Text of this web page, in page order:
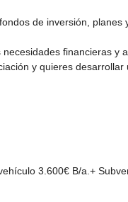
de inversión,
financieras y
y quieres
3.600€ B/a.+